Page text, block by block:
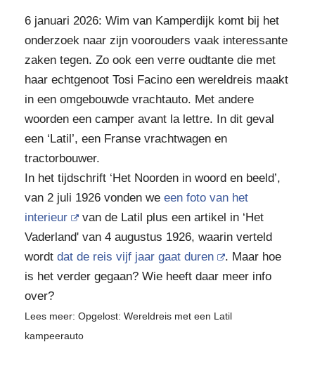
6 januari 2026: Wim van Kamperdijk komt bij het
onderzoek naar zijn voorouders vaak interessante
zaken tegen. Zo ook een verre oudtante die met
haar echtgenoot Tosi Facino een wereldreis maakt
in een omgebouwde vrachtauto. Met andere
woorden een camper avant la lettre. In dit geval
een ‘Latil’, een Franse vrachtwagen en
tractorbouwer.
In het tijdschrift ‘Het Noorden in woord en beeld’,
van 2 juli 1926 vonden we een foto van het
interieur
van de Latil plus een artikel in ‘Het
Vaderland' van 4 augustus 1926, waarin verteld
wordt dat de reis vijf jaar gaat duren
. Maar hoe
is het verder gegaan? Wie heeft daar meer info
over?
Lees meer: Opgelost: Wereldreis met een Latil
kampeerauto